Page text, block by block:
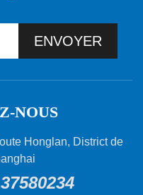
ENVOYER
NOUS
Honglan, District de